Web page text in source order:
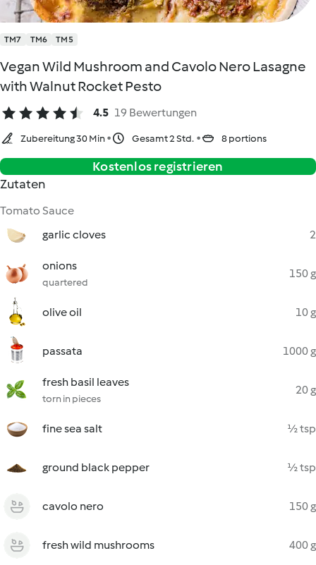
TM7 TM6 TM5
Vegan Wild Mushroom and Cavolo Nero Lasagne
with Walnut Rocket Pesto
4.5 19 Bewertungen
Zubereitung 30 Min Gesamt 2 Std. 8 portions
Kostenlos registrieren
Zutaten
Tomato Sauce
garlic cloves
2
onions
quartered
150 g
olive oil 10 g
passata 1000 g
fresh basil leaves
torn in pieces
20 g
fine sea salt ½ tsp
ground black pepper ½ tsp
cavolo nero 150 g
fresh wild mushrooms 400 g